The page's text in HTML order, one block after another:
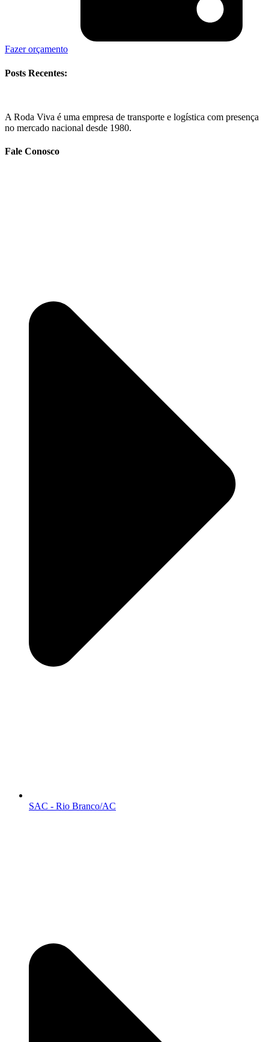
Fazer orçamento
Posts Recentes:
A Roda Viva é uma empresa de transporte e logística com presença
no mercado nacional desde 1980.
Fale Conosco
SAC - Rio Branco/AC